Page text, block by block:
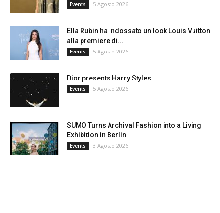
Events 5 Agosto 2026
Ella Rubin ha indossato un look Louis Vuitton
alla premiere di...
Events 5 Agosto 2026
Dior presents Harry Styles
Events 5 Agosto 2026
SUMO Turns Archival Fashion into a Living
Exhibition in Berlin
Events 3 Agosto 2026